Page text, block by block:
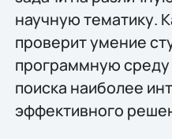
научную тематику.
проверит умение
программную
поиска наиболее
эффективного